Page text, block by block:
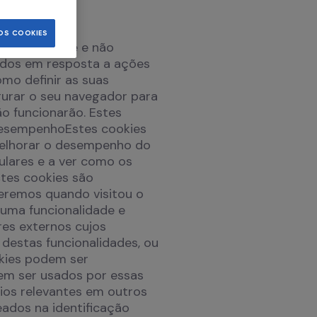
funcione e não
em resposta a ações
definir as suas
o seu navegador para
funcionarão. Estes
cookies
o desempenho do
e a ver como os
cookies são
quando visitou o
funcionalidade e
externos cujos
funcionalidades, ou
podem ser
ser usados por essas
relevantes em outros
na identificação
COOKIES